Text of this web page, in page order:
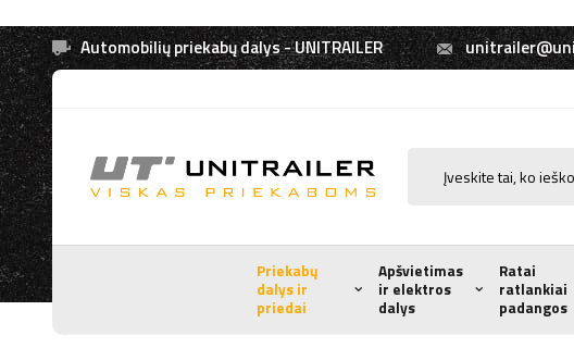
Automobilių priekabų dalys - UNITRAILER
Priekabų
dalys ir
priedai
Apšvietimas
ir elektros
dalys
Ratai
ratlankiai
padangos